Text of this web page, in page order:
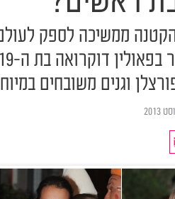
הקטנה ממשיכה לספק
וגנים משובחים